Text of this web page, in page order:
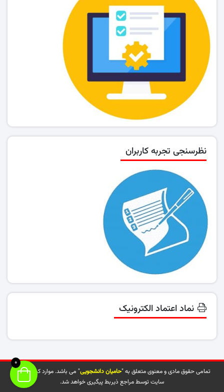
نظرسنجی تجربه کاربران
نماد اعتماد الکترونیک
تمامی حقوق مادی و معنوی متعلق به "حامیان دانشجویی" می باشد. موارد کپی شده از
سایت توسط مراجع ذیربط پیگیری خواهد شد.
0